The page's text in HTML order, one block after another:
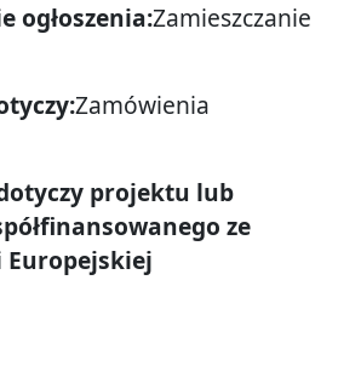
ogłoszenia:Zamieszczanie
Zamówienia
projektu lub
ze